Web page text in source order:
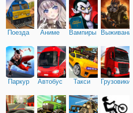
Поезда Аниме Вампиры Выживание
Паркур Автобус Такси Грузовики